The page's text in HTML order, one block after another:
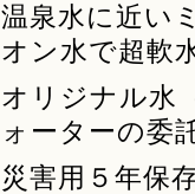
温泉水に近い
オン水で超軟
オリジナル水
ォーターの委
災害用５年保